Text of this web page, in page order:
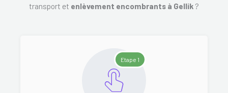
transport et enlèvement encombrants à Gellik ?
Etape 1